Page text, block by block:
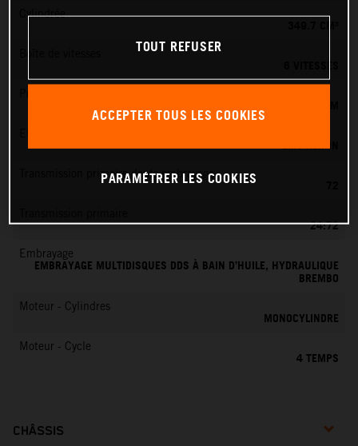
Cylindrée
KEIHIN EFI, CORPS DE PAPILLON 42 MM
EMS KEIHIN
Transmission primaire dents embrayage
24:72
Embrayage
EMBRAYAGE MULTIDISQUES DDS À BAIN D’HUILE, HYDRAULIQUE
BREMBO
Moteur - Cylindres
MONOCYLINDRE
Moteur - Cycle
4 TEMPS
CHÂSSIS
TOUT REFUSER
ACCEPTER TOUS LES COOKIES
PARAMÉTRER LES COOKIES